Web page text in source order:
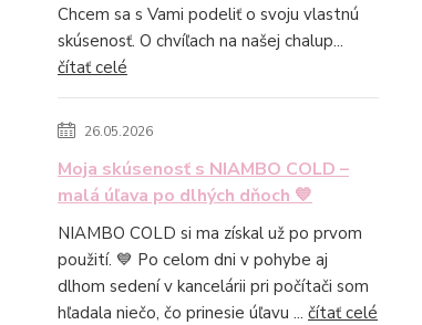
Chcem sa s Vami podeliť o svoju vlastnú
skúsenosť. O chvíľach na našej chalup...
čítať celé
26.05.2026
Moja skúsenosť s NIAMBO COLD –
malá úľava po dlhých dňoch 💙
NIAMBO COLD si ma získal už po prvom
použití. 💙 Po celom dni v pohybe aj
dlhom sedení v kancelárii pri počítači som
hľadala niečo, čo prinesie úľavu ... čítať celé